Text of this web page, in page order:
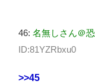
46: 名無しさん＠
ID:81YZRbxu0
>>45